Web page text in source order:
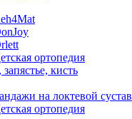
ортопедия
кисть
на локтевой сустав
ортопедия